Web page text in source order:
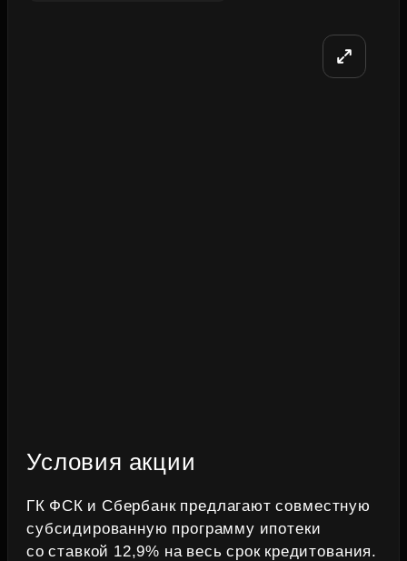
Условия акции
ГК ФСК и Сбербанк предлагают совместную
субсидированную программу ипотеки
со ставкой 12,9% на весь срок кредитования.